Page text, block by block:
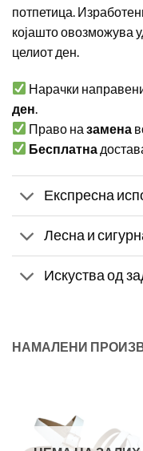
потпетица.
којашто овозможува
целиот ден.
Нарачки
ден
Право назамена
Бесплатна
Експресна
Лесна и
Искуства од
НАМАЛЕНИ